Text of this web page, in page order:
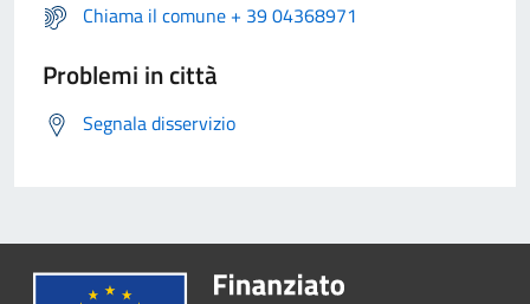
Chiama il comune + 39 04368971
Problemi in città
Segnala disservizio